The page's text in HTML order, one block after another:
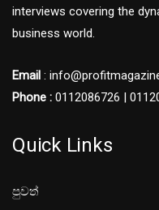
interviews covering the
business world.
Email :
Phone : 0112086726 |
Quick Links
පුවත්